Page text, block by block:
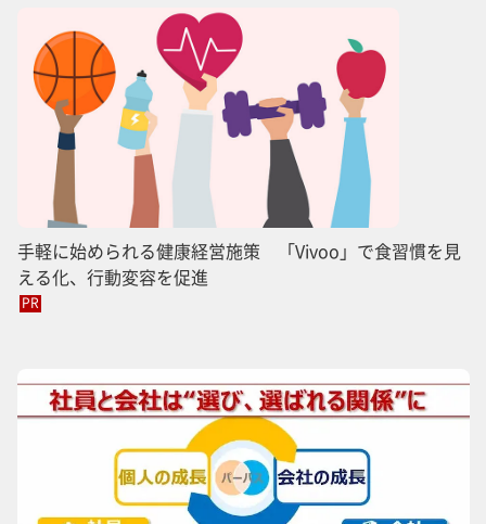
手軽に始められる健康経営施策 「Vivoo」で食習慣を見
える化、行動変容を促進
PR